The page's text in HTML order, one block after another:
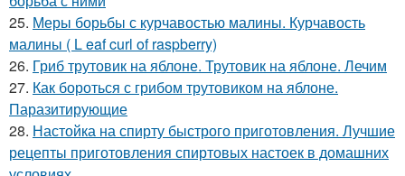
25. Меры борьбы с курчавостью малины. Курчавость
малины ( L eaf curl of raspberry)
26. Гриб трутовик на яблоне. Трутовик на яблоне. Лечим
27. Как бороться с грибом трутовиком на яблоне.
Паразитирующие
28. Настойка на спирту быстрого приготовления. Лучшие
рецепты приготовления спиртовых настоек в домашних